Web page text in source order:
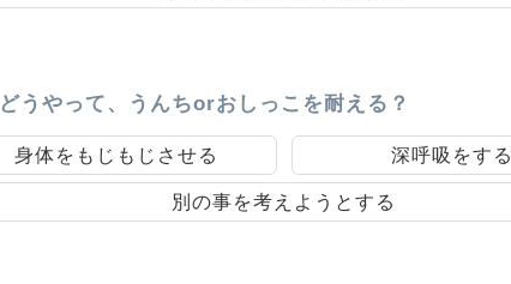
どうやって、うんちorおしっこを耐える？
身体をもじもじさせる 深呼吸をする
別の事を考えようとする